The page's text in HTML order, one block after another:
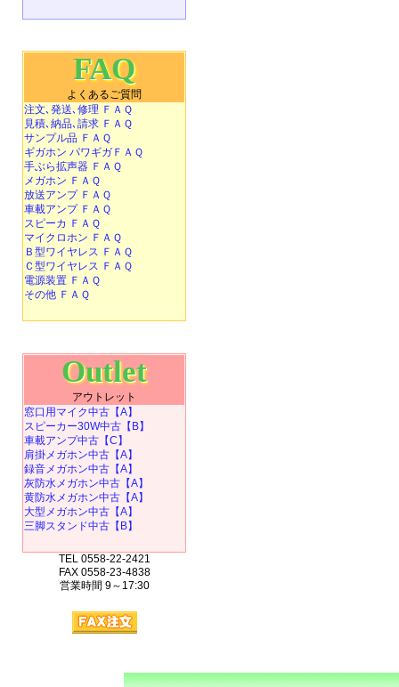
FAQ
よくあるご質問
注文､発送､修理 ＦＡＱ
見積､納品､請求 ＦＡＱ
サンプル品 ＦＡＱ
ギガホン パワギガＦＡＱ
手ぶら拡声器 ＦＡＱ
メガホン ＦＡＱ
放送アンプ ＦＡＱ
車載アンプ ＦＡＱ
スピーカ ＦＡＱ
マイクロホン ＦＡＱ
Ｂ型ワイヤレス ＦＡＱ
Ｃ型ワイヤレス ＦＡＱ
電源装置 ＦＡＱ
その他 ＦＡＱ
Outlet
アウトレット
窓口用マイク中古【A】
スピーカー30W中古【B】
車載アンプ中古【C】
肩掛メガホン中古【A】
録音メガホン中古【A】
灰防水メガホン中古【A】
黄防水メガホン中古【A】
大型メガホン中古【A】
三脚スタンド中古【B】
TEL 0558-22-2421
FAX 0558-23-4838
営業時間 9～17:30